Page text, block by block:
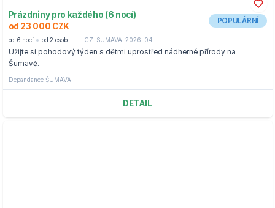
Prázdniny pro každého (6 nocí)
od 23 000 CZK
POPULÁRNÍ
od 6 nocí od 2 osob CZ-SUMAVA-2026-04
Užijte si pohodový týden s dětmi uprostřed nádherné přírody na
Šumavě.
Depandance ŠUMAVA
DETAIL